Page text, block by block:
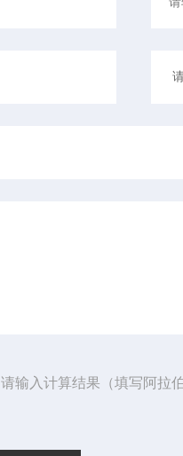
请输入计算结果（填写阿拉